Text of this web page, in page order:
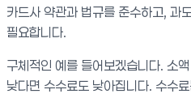
카드사 약관과 법규를 준수하고, 과
필요합니다.
구체적인 예를 들어보겠습니다. 소
낮다면 수수료도 낮아집니다. 수수